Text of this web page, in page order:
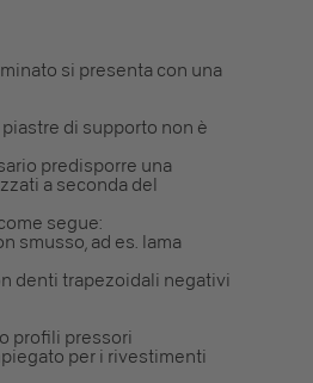
si presenta con una
di supporto non è
predisporre una
a seconda del
segue:
smusso, ad es. lama
denti trapezoidali negativi
profili pressori
per i rivestimenti